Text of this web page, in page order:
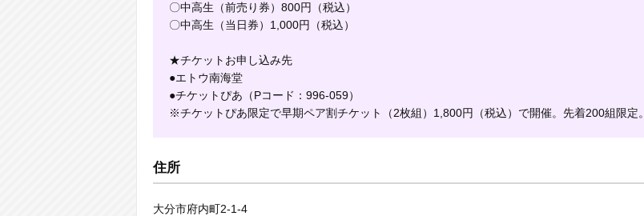
〇中高生（前売り券）800円（税込）
〇中高生（当日券）1,000円（税込）
★チケットお申し込み先
●エトウ南海堂
●チケットぴあ（Pコード：996-059）
※チケットぴあ限定で早期ペア割チケット（2枚組）1,800円（税込）で開催。先着200組限定。
住所
大分市府内町2-1-4